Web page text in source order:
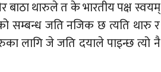
बाठा थारुले त के भारतीय पक्ष स्वयम्
सम्बन्ध जति नजिक छ त्यति थारु र
लागि जे जति दयाले पाइन्छ त्यो नै